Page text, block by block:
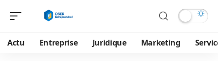
Actu Entreprise Juridique Marketing